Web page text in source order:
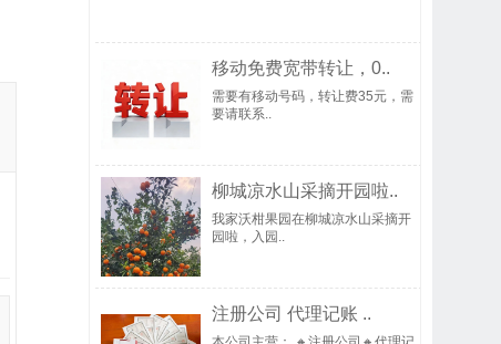
移动免费宽带转让，0..
需要有移动号码，转让费35元，需
要请联系..
柳城凉水山采摘开园啦..
我家沃柑果园在柳城凉水山采摘开
园啦，入园..
注册公司 代理记账 ..